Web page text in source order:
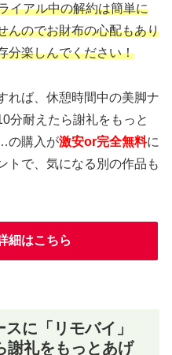
イアル中の解約は簡単に
んのでお財布の心配もあり
分楽しんでください！
れば、休憩時間中の美脚ナ
分耐えたら謝礼をもっと
の購入が激安or完全無料に
トで、気になる別の作品も
細はこちら
に「リモバイ」
謝礼をもっとあげ